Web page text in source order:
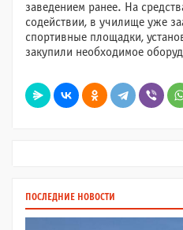
заведением ранее. На
содействии, в училище уже
спортивные площадки,
закупили необходимое
ПОСЛЕДНИЕ НОВОСТИ